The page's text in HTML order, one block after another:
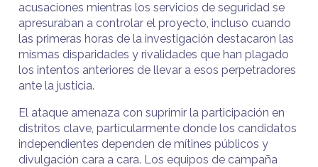
acusaciones mientras los servicios de seguridad se
apresuraban a controlar el proyecto, incluso cuando
las primeras horas de la investigación destacaron las
mismas disparidades y rivalidades que han plagado
los intentos anteriores de llevar a esos perpetradores
ante la justicia.
El ataque amenaza con suprimir la participación en
distritos clave, particularmente donde los candidatos
independientes dependen de mítines públicos y
divulgación cara a cara. Los equipos de campaña